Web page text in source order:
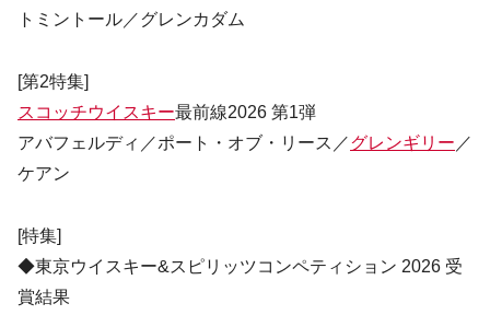
トミントール／グレンカダム
[第2特集]
スコッチウイスキー最前線2026 第1弾
アバフェルディ／ポート・オブ・リース／グレンギリー ／
ケアン
[特集]
◆東京ウイスキー&スピリッツコンペティション 2026 受
賞結果